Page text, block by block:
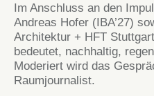
Im Anschluss an den
Andreas Hofer (IBA’27)
Architektur + HFT
bedeutet, nachhaltig,
Moderiert wird das
Raumjournalist.